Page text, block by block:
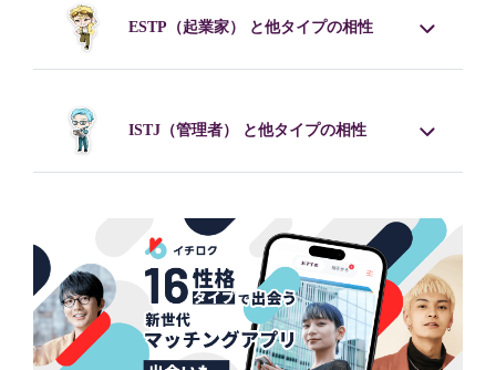
ESTP （起業家） と他タイプの相性
ISTJ （管理者） と他タイプの相性